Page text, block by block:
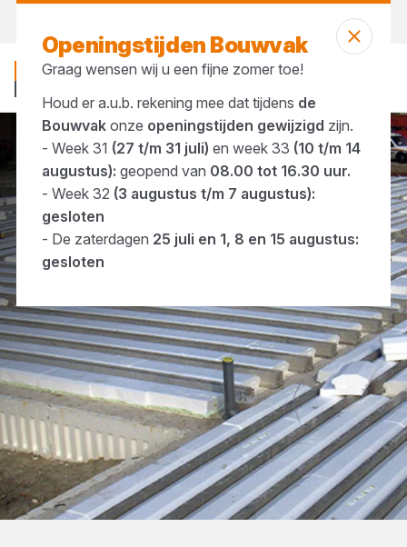
Ruwbouw materialen Fundering, vloeren & wanden
Openingstijden Bouwvak
Graag wensen wij u een fijne zomer toe!
Houd er a.u.b. rekening mee dat tijdens de
Bouwvakonze openingstijden gewijzigd zijn.
- Week 31 (27 t/m 31 juli) en week 33 (10 t/m 14
augustus): geopend van 08.00 tot 16.30 uur.
- Week 32 (3 augustus t/m 7 augustus):
gesloten
- De zaterdagen 25 juli en 1, 8 en 15 augustus:
gesloten